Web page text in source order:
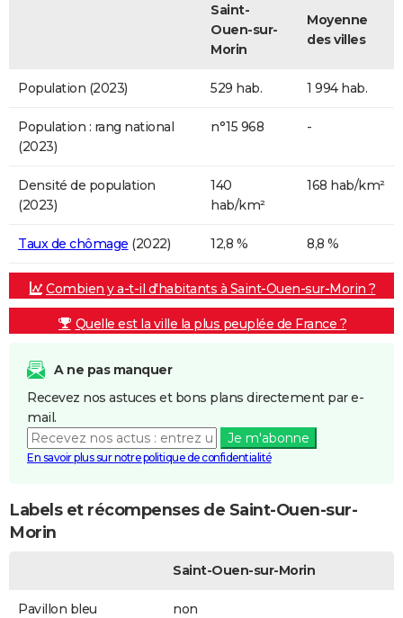
Saint-
Ouen-sur-
Morin
Moyenne
des villes
Population (2023) 529 hab. 1 994 hab.
Population : rang national
(2023)
n°15 968 -
Densité de population
(2023)
140
hab/km²
168 hab/km²
Taux de chômage (2022) 12,8 % 8,8 %
Combien y a-t-il d'habitants à Saint-Ouen-sur-Morin ?
Quelle est la ville la plus peuplée de France ?
A ne pas manquer
Recevez nos astuces et bons plans directement par e-
mail.
Je m'abonne
En savoir plus sur notre politique de confidentialité
Labels et récompenses de Saint-Ouen-sur-
Morin
Saint-Ouen-sur-Morin
Pavillon bleu non